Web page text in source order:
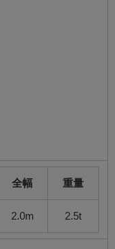
全幅 重量
2.0m 2.5t